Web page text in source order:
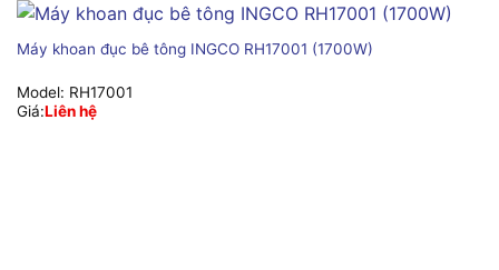
Máy khoan đục bê tông INGCO RH17001 (1700W)
Model: RH17001
Giá:Liên hệ